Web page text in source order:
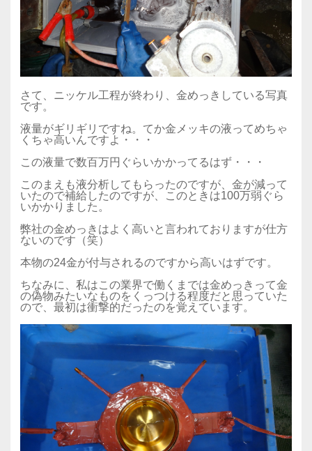
さて、ニッケル工程が終わり、金めっきしている写真
です。
液量がギリギリですね。てか金メッキの液ってめちゃ
くちゃ高いんですよ・・・
この液量で数百万円ぐらいかかってるはず・・・
このまえも液分析してもらったのですが、金が減って
いたので補給したのですが、このときは100万弱ぐら
いかかりました。
弊社の金めっきはよく高いと言われておりますが仕方
ないのです（笑）
本物の24金が付与されるのですから高いはずです。
ちなみに、私はこの業界で働くまでは金めっきって金
の偽物みたいなものをくっつける程度だと思っていた
ので、最初は衝撃的だったのを覚えています。